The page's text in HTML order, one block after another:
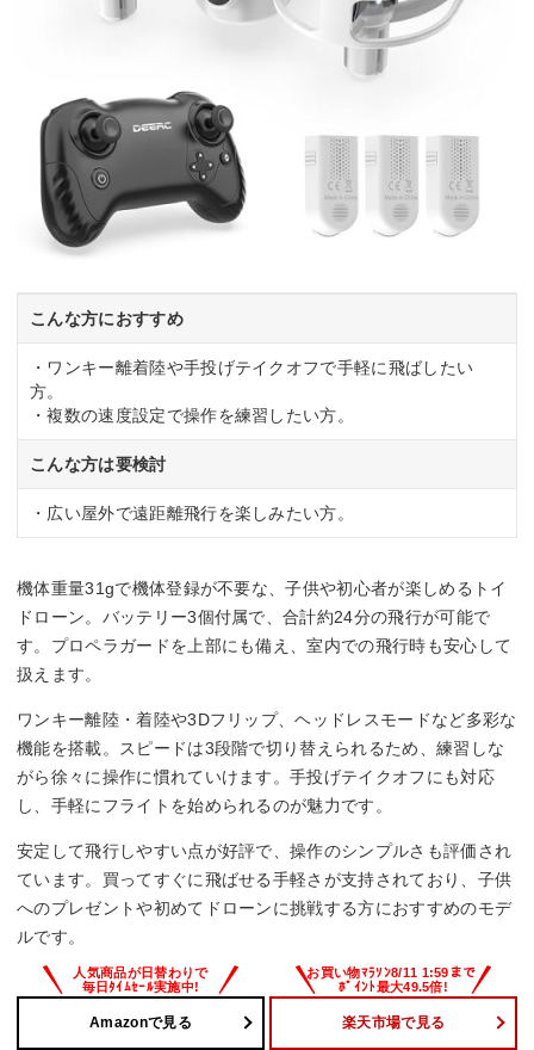
こんな方におすすめ
・ワンキー離着陸や手投げテイクオフで手軽に飛ばしたい
方。
・複数の速度設定で操作を練習したい方。
こんな方は要検討
・広い屋外で遠距離飛行を楽しみたい方。
機体重量31gで機体登録が不要な、子供や初心者が楽しめるトイ
ドローン。バッテリー3個付属で、合計約24分の飛行が可能で
す。プロペラガードを上部にも備え、室内での飛行時も安心して
扱えます。
ワンキー離陸・着陸や3Dフリップ、ヘッドレスモードなど多彩な
機能を搭載。スピードは3段階で切り替えられるため、練習しな
がら徐々に操作に慣れていけます。手投げテイクオフにも対応
し、手軽にフライトを始められるのが魅力です。
安定して飛行しやすい点が好評で、操作のシンプルさも評価され
ています。買ってすぐに飛ばせる手軽さが支持されており、子供
へのプレゼントや初めてドローンに挑戦する方におすすめのモデ
ルです。
Amazonで見る 楽天市場で見る